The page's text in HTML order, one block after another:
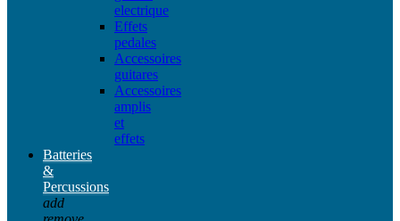
electrique
Effets
pedales
Accessoires
guitares
Accessoires
amplis
et
effets
Batteries
&
Percussions
add